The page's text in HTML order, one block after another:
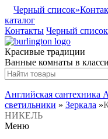
Черный список
каталог
Контакты Черный список
Красивые традиции
Ванные комнаты в
Английская сантехника
светильники » Зеркала »
НИКЕЛЬ
Меню